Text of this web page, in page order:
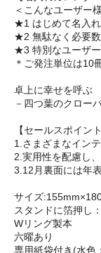
＜こんなユーザー
★1 はじめて名入
★2 無駄なく必要
★3 特別なユーザ
＊ご発注単位は10
卓上に幸せを呼ぶ
－四つ葉のクロー
【セールスポイント
1.さまざまなイン
2.実用性を配慮し
3.12月裏面には年表
サイズ
スタンドに箔押し
Wリング製本
六曜あり
専用紙袋付き(水色